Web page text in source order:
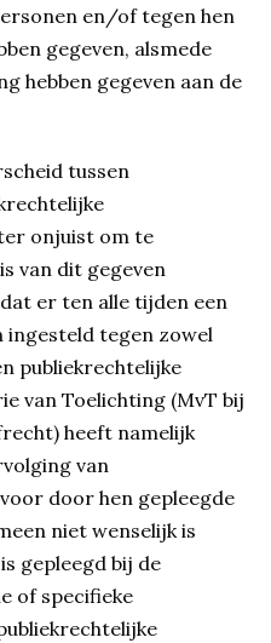
en/of tegen hen
gegeven, alsmede
hebben gegeven aan de
tussen
onjuist om te
van dit gegeven
er ten alle tijden een
tegen zowel
publiekrechtelijke
van Toelichting (MvT bij
heeft namelijk
van
door hen gepleegde
niet wenselijk is
gepleegd bij de
of specifieke